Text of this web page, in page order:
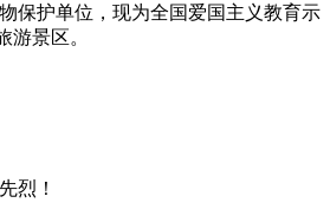
保护单位，现为全国爱国主义教育示
游景区。
烈！